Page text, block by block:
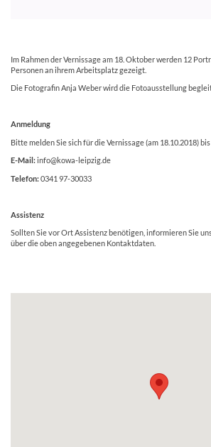
Im Rahmen der Vernissage am 18. Oktober werden 12
Personen an ihrem Arbeitsplatz gezeigt.
Die Fotografin Anja Weber wird die Fotoausstellung
Anmeldung
Bitte melden Sie sich für die Vernissage (am 18.10.2018)
E-Mail:info@kowa-leipzig.de
Telefon:0341 97-30033
Assistenz
Sollten Sie vor Ort Assistenz benötigen, informieren Sie
über die oben angegebenen Kontaktdaten.